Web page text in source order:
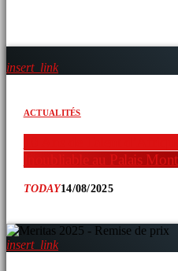
insert_link
ACTUALITÉS
10 Ans de Talent
Inoubliable au Palais
TODAY14/08/2025
insert_link